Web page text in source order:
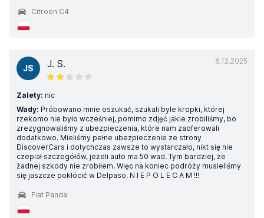
Citroen C4
6.12.2025
JS J. S.
Zalety: nic
Wady: Próbowano mnie oszukać, szukali byle kropki, której
rzekomo nie było wcześniej, pomimo zdjęć jakie zrobiliśmy, bo
zrezygnowaliśmy z ubezpieczenia, które nam zaoferowali
dodatkowo. Mieliśmy pełne ubezpieczenie ze strony
DiscoverCars i dotychczas zawsze to wystarczało, nikt się nie
czepiał szczegółów, jeżeli auto ma 50 wad. Tym bardziej, że
żadnej szkody nie zrobiłem. Więc na koniec podróży musieliśmy
się jaszcze pokłócić w Delpaso. N I E P O L E C A M !!!
Fiat Panda